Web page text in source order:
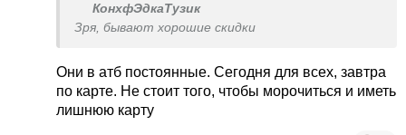
КонхфЭдкаТузик
Зря, бывают хорошие скидки
Они в атб постоянные. Сегодня для всех, завтра
по карте. Не стоит того, чтобы морочиться и иметь
лишнюю карту